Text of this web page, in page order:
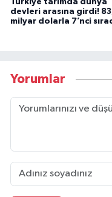
devleri arasına girdi!
milyar dolarla 7’nci
Yorumlar